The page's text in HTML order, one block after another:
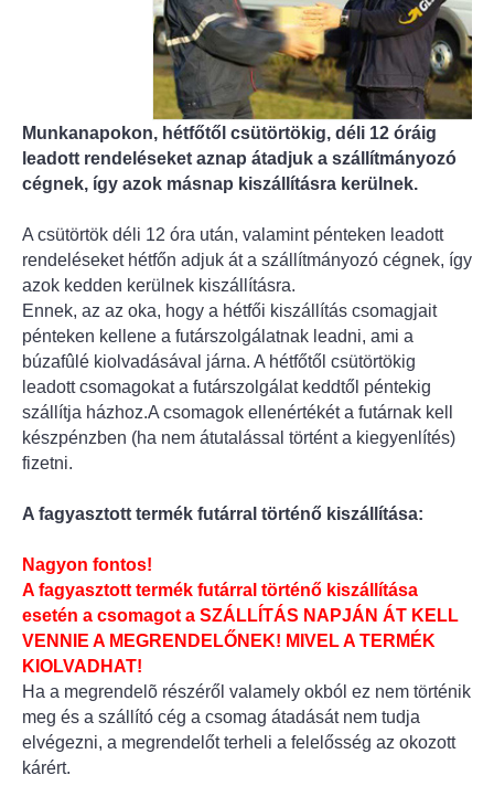
Munkanapokon, hétfőtől csütörtökig, déli 12 óráig
leadott rendeléseket aznap átadjuk a szállítmányozó
cégnek, így azok másnap kiszállításra kerülnek.
A csütörtök déli 12 óra után, valamint pénteken leadott
rendeléseket hétfőn adjuk át a szállítmányozó cégnek, így
azok kedden kerülnek kiszállításra.
Ennek, az az oka, hogy a hétfői kiszállítás csomagjait
pénteken kellene a futárszolgálatnak leadni, ami a
búzafûlé kiolvadásával járna. A hétfőtől csütörtökig
leadott csomagokat a futárszolgálat keddtől péntekig
szállítja házhoz.A csomagok ellenértékét a futárnak kell
készpénzben (ha nem átutalással történt a kiegyenlítés)
fizetni.
A fagyasztott termék futárral történő kiszállítása:
Nagyon fontos!
A fagyasztott termék futárral történő kiszállítása
esetén a csomagot a SZÁLLÍTÁS NAPJÁN ÁT KELL
VENNIE A MEGRENDELŐNEK! MIVEL A TERMÉK
KIOLVADHAT!
Ha a megrendelõ részéről valamely okból ez nem történik
meg és a szállító cég a csomag átadását nem tudja
elvégezni, a megrendelőt terheli a felelősség az okozott
kárért.